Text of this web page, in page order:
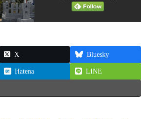
X Bluesky
Hatena LINE